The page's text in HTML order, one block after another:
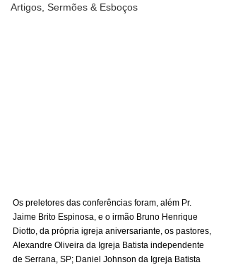
Artigos, Sermões & Esboços
Os preletores das conferências foram, além Pr.
Jaime Brito Espinosa, e o irmão Bruno Henrique
Diotto, da própria igreja aniversariante, os pastores,
Alexandre Oliveira da Igreja Batista independente
de Serrana, SP; Daniel Johnson da Igreja Batista